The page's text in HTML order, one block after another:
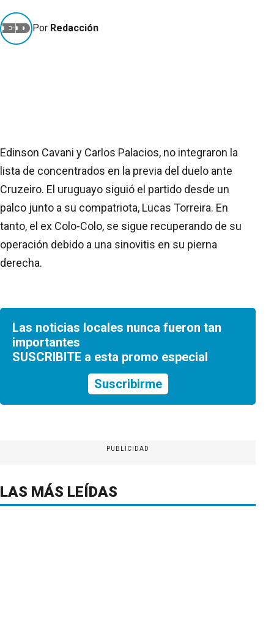
Por Redacción
Edinson Cavani y Carlos Palacios, no integraron la
lista de concentrados en la previa del duelo ante
Cruzeiro. El uruguayo siguió el partido desde un
palco junto a su compatriota, Lucas Torreira. En
tanto, el ex Colo-Colo, se sigue recuperando de su
operación debido a una sinovitis en su pierna
derecha.
Las noticias locales nunca fueron tan
importantes
SUSCRIBITE a esta promo especial
Suscribirme
PUBLICIDAD
LAS MÁS LEÍDAS